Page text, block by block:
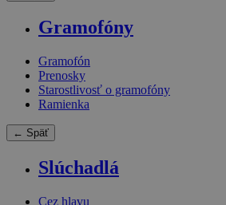
Gramofóny
Gramofón
Prenosky
Starostlivosť o gramofóny
Ramienka
← Späť
Slúchadlá
Cez hlavu